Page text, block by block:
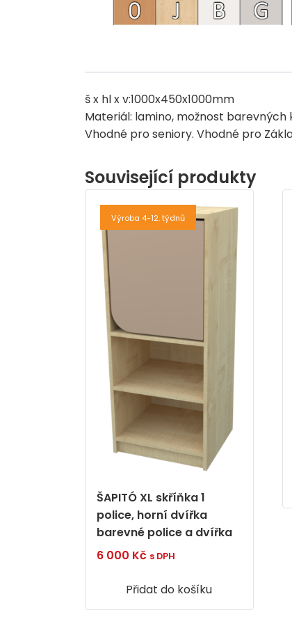
š x hl x v:1000x450x1000mm
Materiál: lamino, možnost barevných
Vhodné pro seniory. Vhodné pro
Související produkty
Výroba 4-12. týdnů
ŠAPITÓ XL skříňka 1
police, horní dvířka
barevné police a dvířka
6 000 Kč s DPH
Přidat do košíku